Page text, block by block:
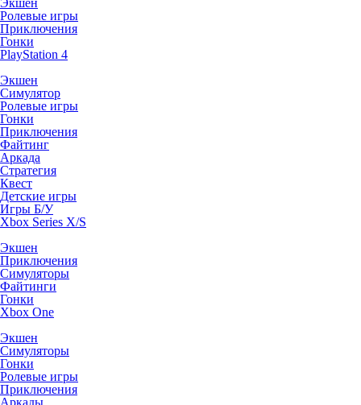
Экшен
Ролевые игры
Приключения
Гонки
PlayStation 4
Экшен
Симулятор
Ролевые игры
Гонки
Приключения
Файтинг
Аркада
Стратегия
Квест
Детские игры
Игры Б/У
Xbox Series X/S
Экшен
Приключения
Симуляторы
Файтинги
Гонки
Xbox One
Экшен
Симуляторы
Гонки
Ролевые игры
Приключения
Аркады